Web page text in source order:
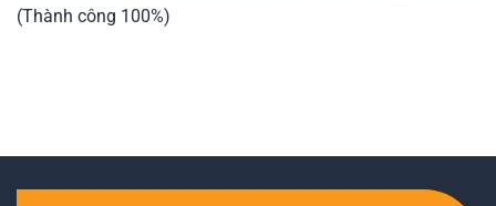
(Thành công 100%)